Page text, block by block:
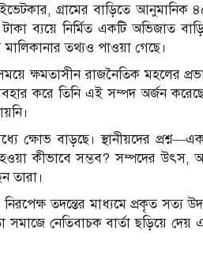
গ্রামের বাড়িতে আনুমানিক
ব্যয়ে নির্মিত একটি অভিজাত
তথ্যও পাওয়া গেছে।
ক্ষমতাসীন রাজনৈতিক মহলের
করে তিনি এই সম্পদ অর্জন
ক্ষোভ বাড়ছে। স্থানীয়দের
কীভাবে সম্ভব? সম্পদের উৎস,
তারা।
তদন্তের মাধ্যমে প্রকৃত
নেতিবাচক বার্তা ছড়িয়ে